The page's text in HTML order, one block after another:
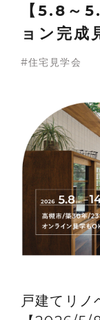
【5.8～
ョン完成
住宅見学会
戸建てリノ